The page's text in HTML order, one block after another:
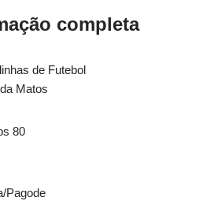
completa
de Futebol
Matos
80
Pagode